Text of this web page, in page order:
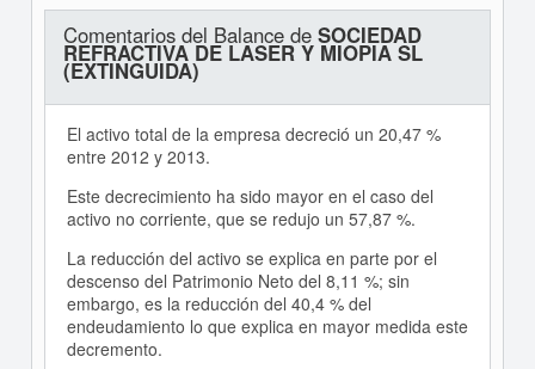
Comentarios del Balance de SOCIEDAD
REFRACTIVA DE LASER Y MIOPIA SL
(EXTINGUIDA)
El activo total de la empresa decreció un 20,47 %
entre 2012 y 2013.
Este decrecimiento ha sido mayor en el caso del
activo no corriente, que se redujo un 57,87 %.
La reducción del activo se explica en parte por el
descenso del Patrimonio Neto del 8,11 %; sin
embargo, es la reducción del 40,4 % del
endeudamiento lo que explica en mayor medida este
decremento.